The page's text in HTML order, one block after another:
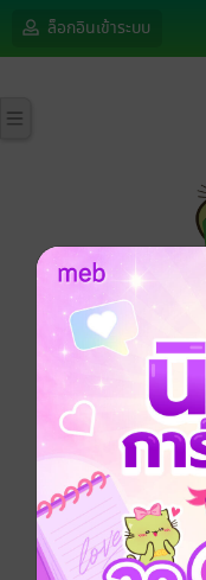
ล็อกอินเข้าระบบ
กรุณาเข้าสู่ร